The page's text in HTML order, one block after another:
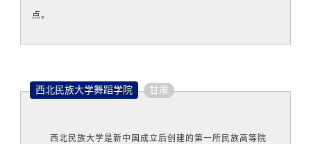
点。
西北民族大学舞蹈学院 甘肃
西北民族大学是新中国成立后创建的第一所民族高等院